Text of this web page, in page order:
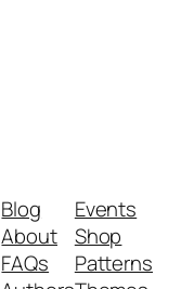
Blog
About
FAQs
Events
Shop
Patterns